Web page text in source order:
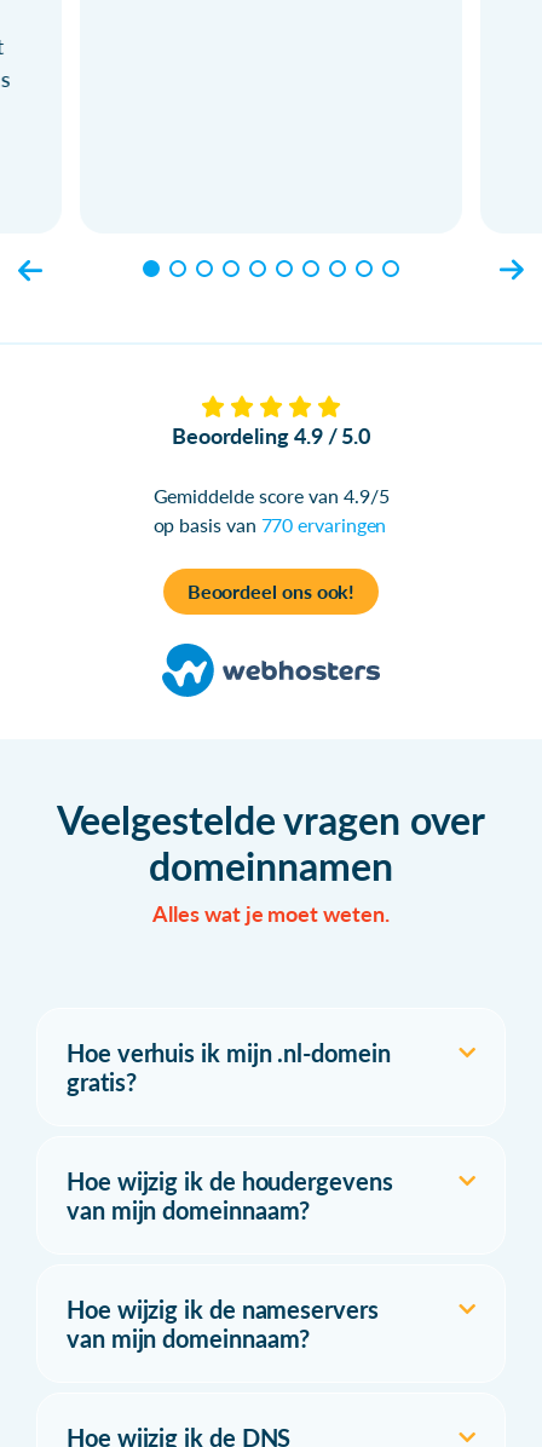
Beoordeling 4.9 / 5.0
Gemiddelde score van 4.9/5
op basis van 770 ervaringen
Beoordeel ons ook!
Veelgestelde vragen over
domeinnamen
Alles wat je moet weten.
Hoe verhuis ik mijn .nl-domein
gratis?
Hoe wijzig ik de houdergevens
van mijn domeinnaam?
Hoe wijzig ik de nameservers
van mijn domeinnaam?
Hoe wijzig ik de DNS